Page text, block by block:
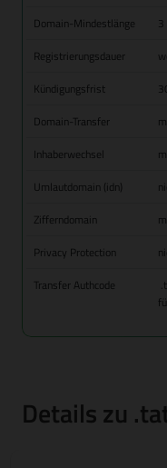
Domain-Mindestlänge
3
Registrierungsdauer
Kündigungsfrist
Domain-Transfer
Inhaberwechsel
Umlautdomain (idn)
Zifferndomain
Privacy Protection
Transfer Authcode
Details zu